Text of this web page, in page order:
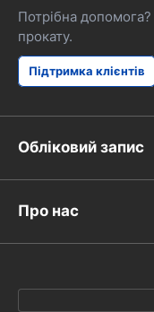
Потрібна допомога?
прокату.
Підтримка клієнтів
Обліковий запис
Про нас